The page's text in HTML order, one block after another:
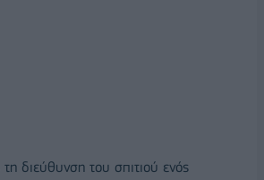
τη διεύθυνση του σπιτιού ενός